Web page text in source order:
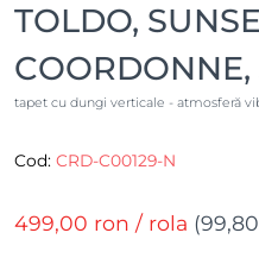
TOLDO,
tapet cu dungi verticale - atmosferă
Cod: CRD-C00129-N
499,00 ron / rola (